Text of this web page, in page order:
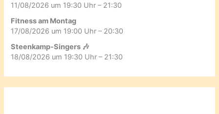
11/08/2026 um 19:30 Uhr – 21:30
Fitness am Montag
17/08/2026 um 19:00 Uhr – 20:30
Steenkamp-Singers 🎶
18/08/2026 um 19:30 Uhr – 21:30